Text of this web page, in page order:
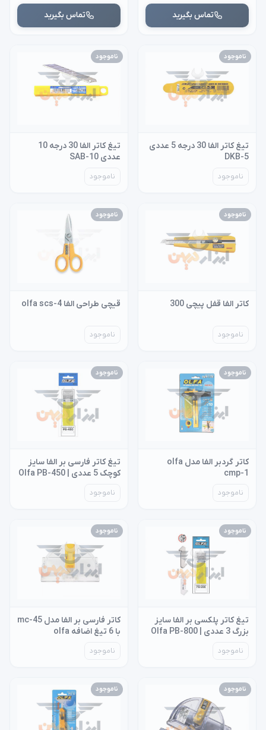
تماس بگیرید تماس بگیرید
ناموجود
تیغ کاتر الفا 30 درجه 5 عددی
DKB-5
ناموجود
ناموجود
تیغ کاتر الفا 30 درجه 10
عددی SAB-10
ناموجود
ناموجود
کاتر الفا قفل پیچی 300
ناموجود
ناموجود
قیچی طراحی الفا olfa scs-4
ناموجود
ناموجود
کاتر گردبر الفا مدل olfa
cmp-1
ناموجود
ناموجود
تیغ کاتر فارسی بر الفا سایز
کوچک 5 عددی | Olfa PB-450
ناموجود
ناموجود
تیغ کاتر پلکسی بر الفا سایز
بزرگ 3 عددی | Olfa PB-800
ناموجود
ناموجود
کاتر فارسی بر الفا مدل mc-45
با 6 تیغ اضافه olfa
ناموجود
ناموجود ناموجود